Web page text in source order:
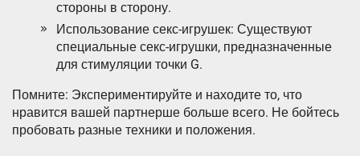
стороны в сторону.
Использование секс-игрушек: Существуют
специальные секс-игрушки, предназначенные
для стимуляции точки G.
Помните: Экспериментируйте и находите то, что
нравится вашей партнерше больше всего. Не бойтесь
пробовать разные техники и положения.